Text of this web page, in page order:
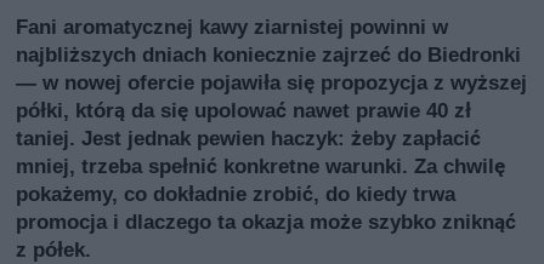
Fani aromatycznej kawy ziarnistej powinni w
najbliższych dniach koniecznie zajrzeć do Biedronki
— w nowej ofercie pojawiła się propozycja z wyższej
półki, którą da się upolować nawet prawie 40 zł
taniej. Jest jednak pewien haczyk: żeby zapłacić
mniej, trzeba spełnić konkretne warunki. Za chwilę
pokażemy, co dokładnie zrobić, do kiedy trwa
promocja i dlaczego ta okazja może szybko zniknąć
z półek.